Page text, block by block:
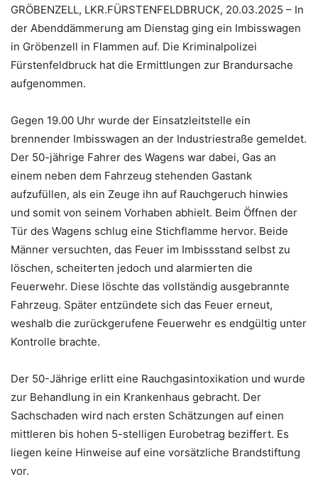
GRÖBENZELL, LKR.FÜRSTENFELDBRUCK, 20.03.2025 – In
der Abenddämmerung am Dienstag ging ein Imbisswagen
in Gröbenzell in Flammen auf. Die Kriminalpolizei
Fürstenfeldbruck hat die Ermittlungen zur Brandursache
aufgenommen.
Gegen 19.00 Uhr wurde der Einsatzleitstelle ein
brennender Imbisswagen an der Industriestraße gemeldet.
Der 50-jährige Fahrer des Wagens war dabei, Gas an
einem neben dem Fahrzeug stehenden Gastank
aufzufüllen, als ein Zeuge ihn auf Rauchgeruch hinwies
und somit von seinem Vorhaben abhielt. Beim Öffnen der
Tür des Wagens schlug eine Stichflamme hervor. Beide
Männer versuchten, das Feuer im Imbissstand selbst zu
löschen, scheiterten jedoch und alarmierten die
Feuerwehr. Diese löschte das vollständig ausgebrannte
Fahrzeug. Später entzündete sich das Feuer erneut,
weshalb die zurückgerufene Feuerwehr es endgültig unter
Kontrolle brachte.
Der 50-Jährige erlitt eine Rauchgasintoxikation und wurde
zur Behandlung in ein Krankenhaus gebracht. Der
Sachschaden wird nach ersten Schätzungen auf einen
mittleren bis hohen 5-stelligen Eurobetrag beziffert. Es
liegen keine Hinweise auf eine vorsätzliche Brandstiftung
vor.